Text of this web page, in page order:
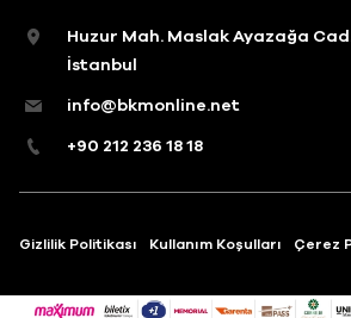
Huzur Mah. Maslak Ayazağa
İstanbul
info@bkmonline.net
+90 212 236 18 18
Gizlilik Politikası Kullanım Koşulları Çerez